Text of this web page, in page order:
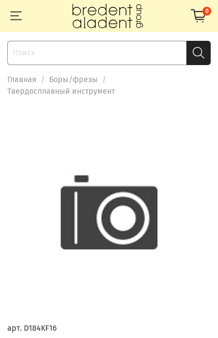
0
Главная
Боры/фрезы
Твердосплавный инструмент
арт. D184KF16